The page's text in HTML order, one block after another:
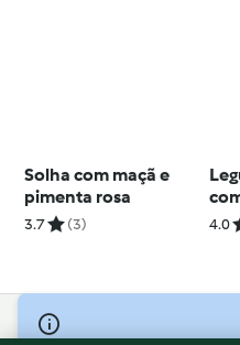
Solha com maçã e
pimenta rosa
3.7 (3) 4.0
© Copyright 2026